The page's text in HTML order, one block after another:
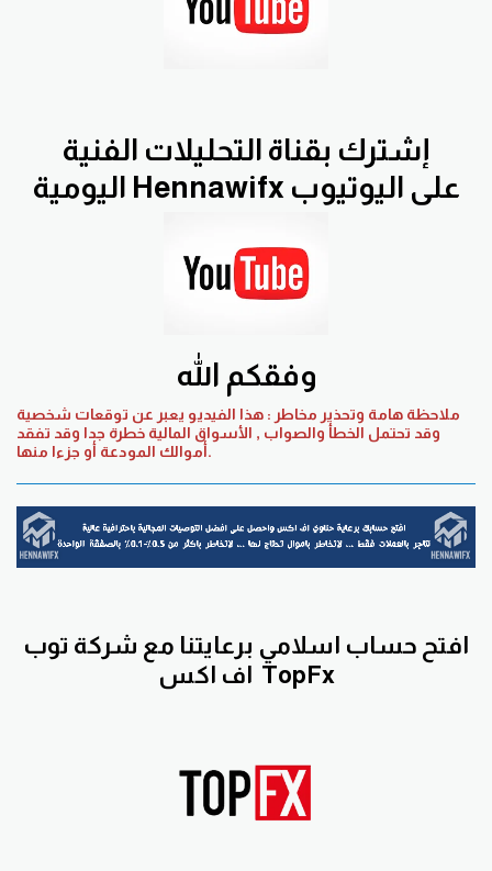
إشترك بقناة التحليلات الفنية
اليومية Hennawifx على اليوتيوب
وفقكم الله
ملاحظة هامة وتحذير مخاطر : هذا الفيديو يعبر عن توقعات شخصية
وقد تحتمل الخطأ والصواب , الأسواق المالية خطرة جدا وقد تفقد
أموالك المودعة أو جزءا منها.
افتح حساب اسلامي برعايتنا مع شركة توب
اف اكس TopFx